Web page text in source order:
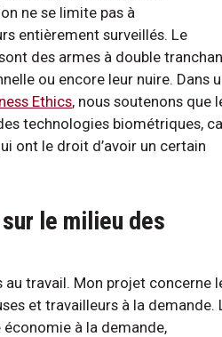
ne se limite pas à
entièrement surveillés. Le
des armes à double
ou encore leur nuire. Dans
Ethics, nous soutenons que
technologies biométriques,
ont le droit d’avoir un certain
le milieu des
travail. Mon projet concerne
et travailleurs à la demande.
à la demande,